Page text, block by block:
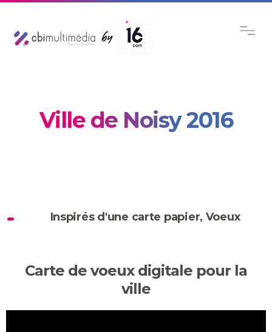
Ville de Noisy 2016
Inspirés d'une carte papier, Voeux
Carte de voeux digitale pour la
ville